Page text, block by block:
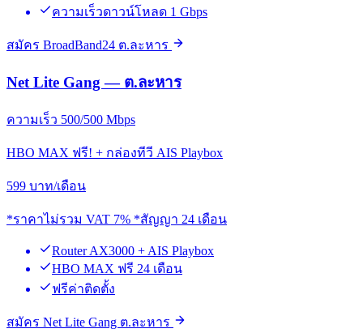
ความเร็วดาวน์โหลด 1 Gbps
สมัคร BroadBand24 ต.ละหาร
Net Lite Gang — ต.ละหาร
ความเร็ว 500/500 Mbps
HBO MAX ฟรี! + กล่องทีวี AIS Playbox
599 บาท/เดือน
*ราคาไม่รวม VAT 7% *สัญญา 24 เดือน
Router AX3000 + AIS Playbox
HBO MAX ฟรี 24 เดือน
ฟรีค่าติดตั้ง
สมัคร Net Lite Gang ต.ละหาร